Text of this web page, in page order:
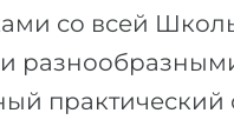
со всей
практический